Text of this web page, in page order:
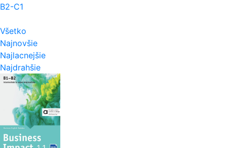
B2-C1
Všetko
Najnovšie
Najlacnejšie
Najdrahšie